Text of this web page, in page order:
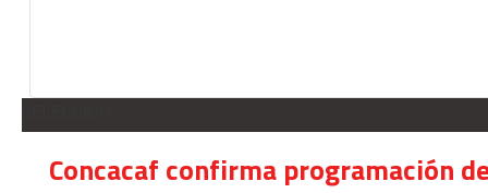
Concacaf confirma programación